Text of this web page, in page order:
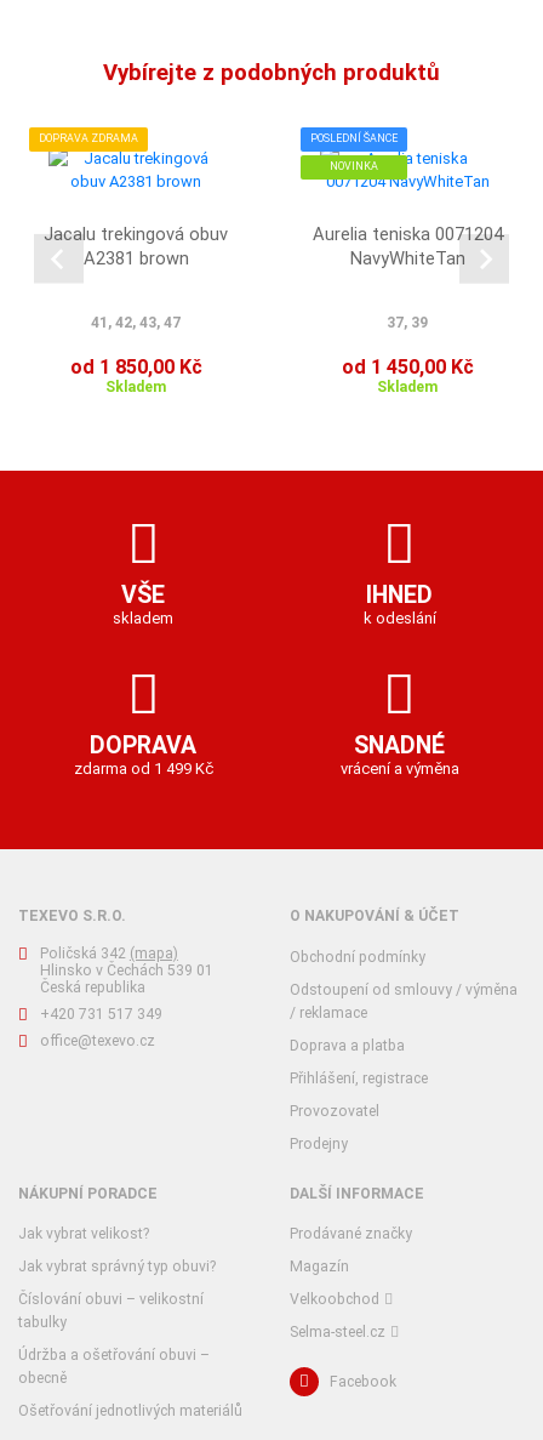
Vybírejte z podobných produktů
DOPRAVA ZDRAMA
Jacalu trekingová obuv
A2381 brown
41, 42, 43, 47
od 1 850,00 Kč
Skladem
POSLEDNÍ ŠANCE
NOVINKA
Aurelia teniska 0071204
NavyWhiteTan
37, 39
od 1 450,00 Kč
Skladem
VŠE
skladem
IHNED
k odeslání
DOPRAVA
zdarma od 1 499 Kč
SNADNÉ
vrácení a výměna
TEXEVO S.R.O.
Poličská 342 (mapa)
Hlinsko v Čechách 539 01
Česká republika
+420 731 517 349
office@texevo.cz
O NAKUPOVÁNÍ & ÚČET
Obchodní podmínky
Odstoupení od smlouvy / výměna
/ reklamace
Doprava a platba
Přihlášení, registrace
Provozovatel
Prodejny
NÁKUPNÍ PORADCE
Jak vybrat velikost?
Jak vybrat správný typ obuvi?
Číslování obuvi – velikostní
tabulky
Údržba a ošetřování obuvi –
obecně
Ošetřování jednotlivých materiálů
DALŠÍ INFORMACE
Prodávané značky
Magazín
Velkoobchod
Selma-steel.cz
Facebook